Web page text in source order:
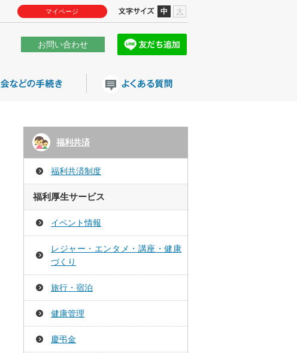
マイページ 中 大
お問い合わせ
福利共済
福利共済制度
福利厚生サービス
イベント情報
レジャー・エンタメ・講座・健康
づくり
旅行・宿泊
健康管理
慶弔金